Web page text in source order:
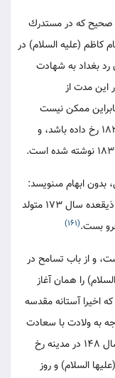
183 ذكر شده، كه صحيح كه در مستدرك
كه امام كاظم (عليه السلام) در
رد بغداد به شهادت
اين مدت از
ممكن نيست
ولادت حضرت معصومه (عليها السلام) در سال 183 رخ داده باشد، و
بدون ابهام مى‏نويسد:
حضرت معصومه (عليها السلام) در مدينه در ماه ذيقعده سال 173 متولد
(161)
و از باب تسامح در
را همان آغاز
كه اخيرا آستانه مقدسه
به ولادت با سعادت
حضرت رضا (عليه السلام) كه در روز 11 ذيقعده سال 148 در مدينه رخ
السلام) و روز